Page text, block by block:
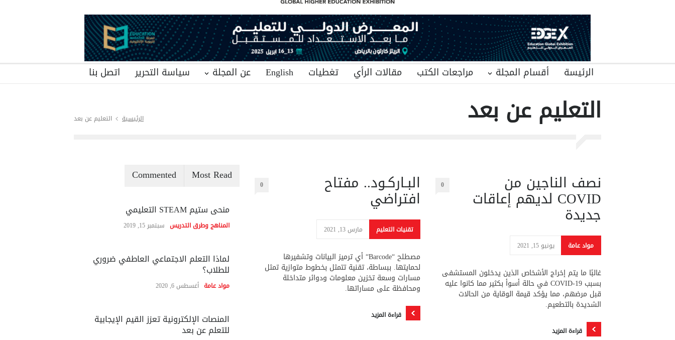
الرئيسة أقسام المجلة مراجعات الكتب مقالات الرأي تغطيات English عن المجلة سياسة التحرير اتصل بنا
التعليم عن بعد الرئيسية التعليم عن بعد
نصف الناجين من
COVID لديهم إعاقات
جديدة
0
مواد عامة يونيو 15, 2021
غالبًا ما يتم إخراج الأشخاص الذين يدخلون المستشفى
بسبب COVID-19 في حالة أسوأ بكثير مما كانوا عليه
قبل مرضهم، مما يؤكد قيمة الوقاية من الحالات
الشديدة بالتطعيم.
قراءة المزيد
البـاركـود.. مفتاح
افتراضي
0
تقنيات التعليم مارس 13, 2021
مصطلح “Barcode“ أي ترميز البيانات وتشفيرها
لحمايتها. ببساطة، تقنية تتمثل بخطوط متوازية تمثل
مسارات وسعة تخزين معلومات ودوائر متداخلة
ومحافظة على مساراتها.
قراءة المزيد
Most Read
Commented
منحى ستيم STEAM التعليمي
المناهج وطرق التدريس سبتمبر 15, 2019
لماذا التعلم الاجتماعي العاطفي ضروري
للطلاب؟
مواد عامة أغسطس 6, 2020
المنصات الإلكترونية تعزز القيم الإيجابية
للتعلم عن بعد